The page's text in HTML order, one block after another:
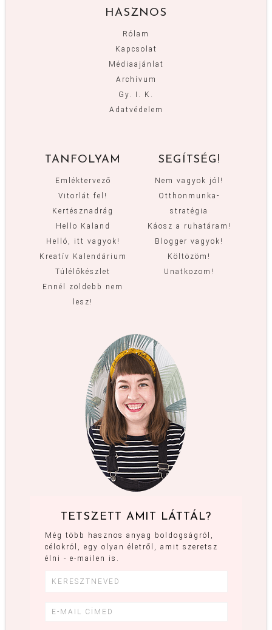
HASZNOS
Rólam
Kapcsolat
Médiaajánlat
Archívum
Gy. I. K.
Adatvédelem
TANFOLYAM
Emléktervező
Vitorlát fel!
Kertésznadrág
Hello Kaland
Helló, itt vagyok!
Kreatív Kalendárium
Túlélőkészlet
Ennél zöldebb nem
lesz!
SEGÍTSÉG!
Nem vagyok jól!
Otthonmunka-
stratégia
Káosz a ruhatáram!
Blogger vagyok!
Költözöm!
Unatkozom!
TETSZETT AMIT LÁTTÁL?
Még több hasznos anyag boldogságról,
célokról, egy olyan életről, amit szeretsz
élni - e-mailen is.